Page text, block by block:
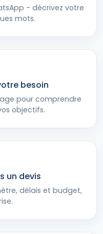
- décrivez votre
mots.
besoin
pour comprendre
objectifs.
un devis
délais et budget,